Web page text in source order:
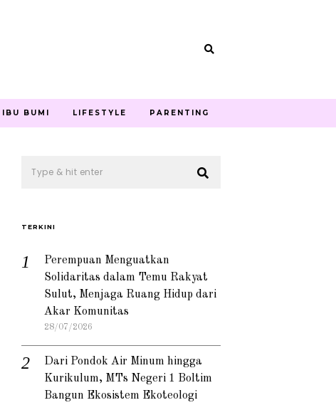
IBU BUMI LIFESTYLE PARENTING
TERKINI
Perempuan Menguatkan
Solidaritas dalam Temu Rakyat
Sulut, Menjaga Ruang Hidup dari
Akar Komunitas
28/07/2026
Dari Pondok Air Minum hingga
Kurikulum, MTs Negeri 1 Boltim
Bangun Ekosistem Ekoteologi